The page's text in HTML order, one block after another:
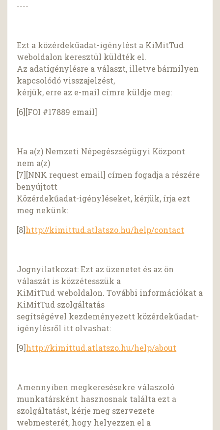
----
Ezt a közérdekűadat-igénylést a KiMitTud
weboldalon keresztül küldték el.
Az adatigénylésre a választ, illetve bármilyen
kapcsolódó visszajelzést,
kérjük, erre az e-mail címre küldje meg:
[6][FOI #17889 email]
Ha a(z) Nemzeti Népegészségügyi Központ
nem a(z)
[7][NNK request email] címen fogadja a részére
benyújtott
Közérdekűadat-igényléseket, kérjük, írja ezt
meg nekünk:
[8]http://kimittud.atlatszo.hu/help/contact
Jognyilatkozat: Ezt az üzenetet és az ön
válaszát is közzétesszük a
KiMitTud weboldalon. További információkat a
KiMitTud szolgáltatás
segítségével kezdeményezett közérdekűadat-
igénylésről itt olvashat:
[9]http://kimittud.atlatszo.hu/help/about
Amennyiben megkeresésekre válaszoló
munkatársként hasznosnak találta ezt a
szolgáltatást, kérje meg szervezete
webmesterét, hogy helyezzen el a